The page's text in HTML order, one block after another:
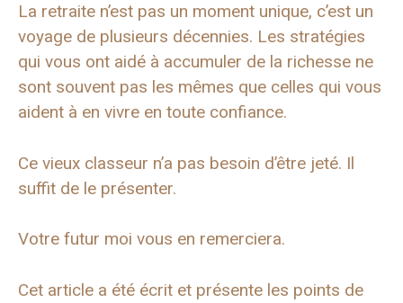
La retraite n’est pas un moment unique, c’est un
voyage de plusieurs décennies. Les stratégies
qui vous ont aidé à accumuler de la richesse ne
sont souvent pas les mêmes que celles qui vous
aident à en vivre en toute confiance.
Ce vieux classeur n’a pas besoin d’être jeté. Il
suffit de le présenter.
Votre futur moi vous en remerciera.
Cet article a été écrit et présente les points de